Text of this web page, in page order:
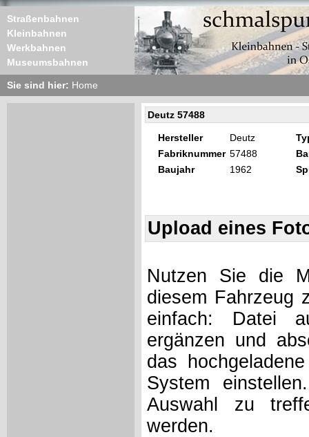
Straßenbahnen
Kleinbahnen
Werkbahnen
Museumsbahnen
Sie sind hier: Home
Deutz 57488
Hersteller Deutz
Fabriknummer 57488
Baujahr
1962
Upload eines
Nutzen Sie die
diesem Fahrzeug
einfach: Datei
ergänzen und
das
System
Auswahl zu
werden.